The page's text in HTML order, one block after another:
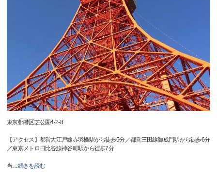
東京都港区芝公園4-2-8
【アクセス】都営大江戸線赤羽橋駅から徒歩5分／都営三田線御成門駅から徒歩6分
／東京メトロ日比谷線神谷町駅から徒歩7分
当…続きを読む